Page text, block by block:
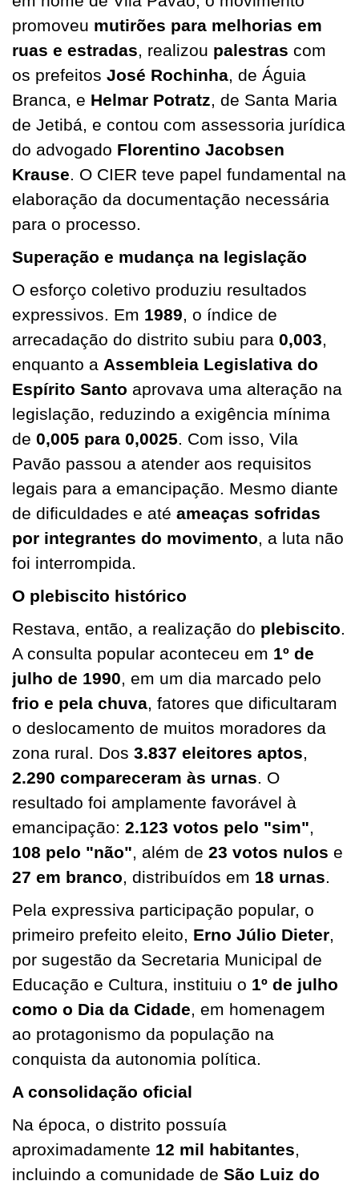
promoveu mutirões para melhorias em
ruas e estradas, realizou palestras com
os prefeitos José Rochinha, de Águia
Branca, e Helmar Potratz, de Santa Maria
de Jetibá, e contou com assessoria jurídica
do advogado Florentino Jacobsen
Krause. O CIER teve papel fundamental na
elaboração da documentação necessária
para o processo.
Superação e mudança na legislação
O esforço coletivo produziu resultados
expressivos. Em 1989, o índice de
arrecadação do distrito subiu para 0,003,
enquanto a Assembleia Legislativa do
Espírito Santo aprovava uma alteração na
legislação, reduzindo a exigência mínima
de 0,005 para 0,0025. Com isso, Vila
Pavão passou a atender aos requisitos
legais para a emancipação. Mesmo diante
de dificuldades e até ameaças sofridas
por integrantes do movimento, a luta não
foi interrompida.
O plebiscito histórico
Restava, então, a realização do plebiscito.
A consulta popular aconteceu em 1º de
julho de 1990, em um dia marcado pelo
frio e pela chuva, fatores que dificultaram
o deslocamento de muitos moradores da
zona rural. Dos 3.837 eleitores aptos,
2.290 compareceram às urnas. O
resultado foi amplamente favorável à
emancipação: 2.123 votos pelo "sim",
108 pelo "não", além de 23 votos nulos e
27 em branco, distribuídos em 18 urnas.
Pela expressiva participação popular, o
primeiro prefeito eleito, Erno Júlio Dieter,
por sugestão da Secretaria Municipal de
Educação e Cultura, instituiu o 1º de julho
como o Dia da Cidade, em homenagem
ao protagonismo da população na
conquista da autonomia política.
A consolidação oficial
Na época, o distrito possuía
aproximadamente 12 mil habitantes,
incluindo a comunidade de São Luiz do